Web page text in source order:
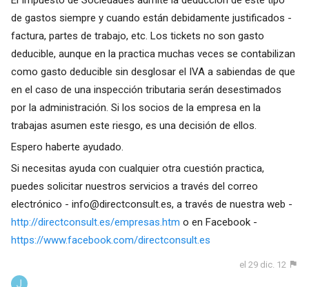
de gastos siempre y cuando están debidamente justificados -
factura, partes de trabajo, etc. Los tickets no son gasto
deducible, aunque en la practica muchas veces se contabilizan
como gasto deducible sin desglosar el IVA a sabiendas de que
en el caso de una inspección tributaria serán desestimados
por la administración. Si los socios de la empresa en la
trabajas asumen este riesgo, es una decisión de ellos.
Espero haberte ayudado.
Si necesitas ayuda con cualquier otra cuestión practica,
puedes solicitar nuestros servicios a través del correo
electrónico - info@directconsult.es, a través de nuestra web -
http://directconsult.es/empresas.htm o en Facebook -
https://www.facebook.com/directconsult.es
el 29 dic. 12